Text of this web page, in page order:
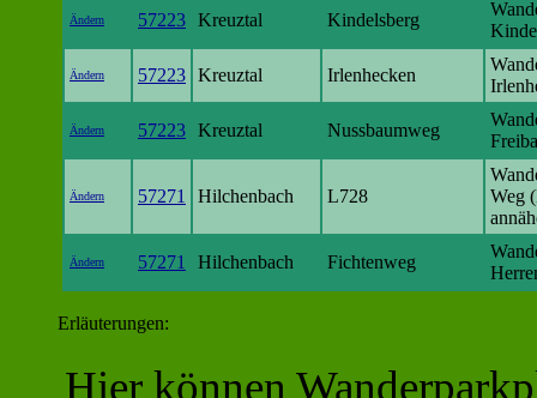
Ändern 57223 Kreuztal Kindelsberg
Ändern 57223 Kreuztal Irlenhecken
Ändern 57223 Kreuztal Nussbaumweg
Ändern 57271 Hilchenbach L728
Weg
Ändern 57271 Hilchenbach Fichtenweg
Erläuterungen:
Hier können